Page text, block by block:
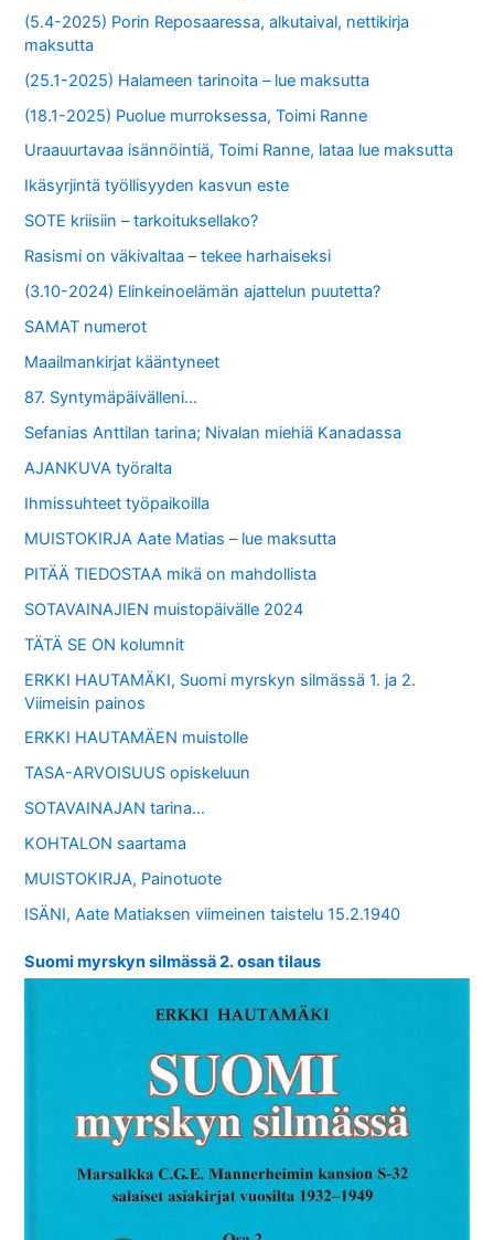
(5.4-2025) Porin Reposaaressa, alkutaival, nettikirja
maksutta
(25.1-2025) Halameen tarinoita – lue maksutta
(18.1-2025) Puolue murroksessa, Toimi Ranne
Uraauurtavaa isännöintiä, Toimi Ranne, lataa lue maksutta
Ikäsyrjintä työllisyyden kasvun este
SOTE kriisiin – tarkoituksellako?
Rasismi on väkivaltaa – tekee harhaiseksi
(3.10-2024) Elinkeinoelämän ajattelun puutetta?
SAMAT numerot
Maailmankirjat kääntyneet
87. Syntymäpäivälleni…
Sefanias Anttilan tarina; Nivalan miehiä Kanadassa
AJANKUVA työralta
Ihmissuhteet työpaikoilla
MUISTOKIRJA Aate Matias – lue maksutta
PITÄÄ TIEDOSTAA mikä on mahdollista
SOTAVAINAJIEN muistopäivälle 2024
TÄTÄ SE ON kolumnit
ERKKI HAUTAMÄKI, Suomi myrskyn silmässä 1. ja 2.
Viimeisin painos
ERKKI HAUTAMÄEN muistolle
TASA-ARVOISUUS opiskeluun
SOTAVAINAJAN tarina…
KOHTALON saartama
MUISTOKIRJA, Painotuote
ISÄNI, Aate Matiaksen viimeinen taistelu 15.2.1940
Suomi myrskyn silmässä 2. osan tilaus